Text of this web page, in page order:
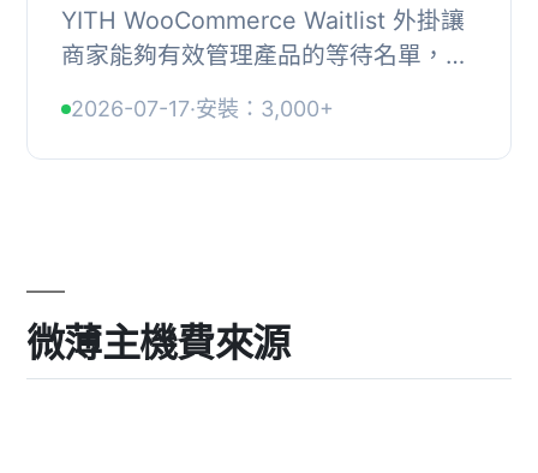
YITH WooCommerce Waitlist 外掛讓
商家能夠有效管理產品的等待名單，提
貨時，顧客可以訂閱等待名單，並在產
品回庫時獲得...
2026-07-17·安裝：3,000+
微薄主機費來源